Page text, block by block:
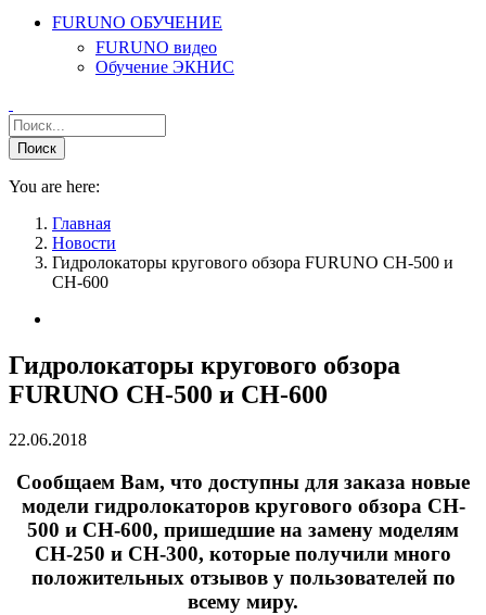
FURUNO ОБУЧЕНИЕ
FURUNO видео
Обучение ЭКНИС
You are here:
Главная
Новости
Гидролокаторы кругового обзора FURUNO CH-500 и
CH-600
Гидролокаторы кругового обзора
FURUNO CH-500 и CH-600
22.06.2018
Сообщаем Вам, что доступны для заказа новые
модели гидролокаторов кругового обзора CH-
500 и CH-600, пришедшие на замену моделям
CH-250 и CH-300, которые получили много
положительных отзывов у пользователей по
всему миру.